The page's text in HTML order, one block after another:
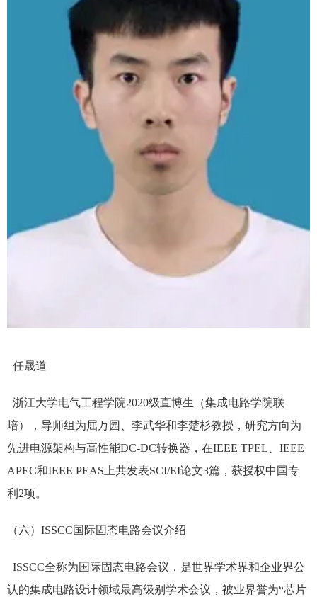
任晟道
浙江大学电气工程学院2020级直博生（集成电路学院联
培），导师组为屈万园、李武华和李楚杉教授，研究方向为
先进电源架构与高性能DC-DC转换器，在IEEE TPEL、IEEE
APEC和IEEE PEAS上共发表SCI/EI论文3篇，获授权中国专
利2项。
（六）ISSCC国际固态电路会议介绍
ISSCC全称为国际固态电路会议，是世界学术界和企业界公
认的集成电路设计领域最高级别学术会议，被业界誉为“芯片